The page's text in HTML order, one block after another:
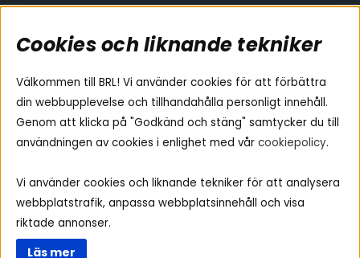
Områden
Billjud
Hemmaljud
Medarbetare
Vad passar i min bil
Yamaha Musiccast
Ljud till A-traktorn
Ljud till båten
Ljud till lastbil
Ljus till A-traktorn
Följ oss
Instagram
Facebook
Youtube
Cookies och liknande tekniker
Välkommen till BRL! Vi använder cookies för att förbättra
din webbupplevelse och tillhandahålla personligt innehåll.
Genom att klicka på "Godkänd och stäng" samtycker du till
användningen av cookies i enlighet med vår cookiepolicy.
Vi använder cookies och liknande tekniker för att analysera
webbplatstrafik, anpassa webbplatsinnehåll och visa
riktade annonser.
Läs mer